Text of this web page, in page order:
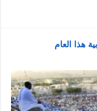
هذا العام